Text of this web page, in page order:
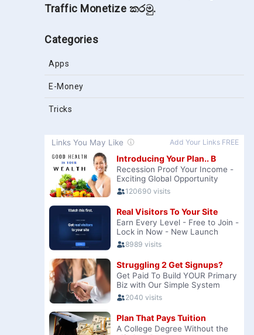
Traffic Monetize කරමු.
Categories
Apps
E-Money
Tricks